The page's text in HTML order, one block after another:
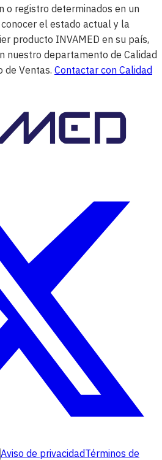
o registro determinados en un
el estado actual y la
producto INVAMED en su país,
nuestro departamento de Calidad
de Ventas. Contactar con Calidad
Aviso de privacidadTérminos de